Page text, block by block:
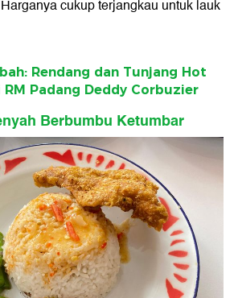
cukup terjangkau untuk lauk
Rendang dan Tunjang Hot
RM Padang Deddy Corbuzier
Berbumbu Ketumbar